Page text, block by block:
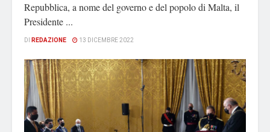
Repubblica, a nome del governo e del popolo di Malta, il
Presidente ...
DI REDAZIONE 13 DICEMBRE 2022